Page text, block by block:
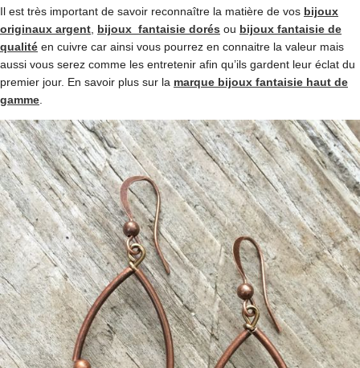
Il est très important de savoir reconnaître la matière de vos bijoux
originaux argent, bijoux fantaisie dorés ou bijoux fantaisie de
qualité en cuivre car ainsi vous pourrez en connaitre la valeur mais
aussi vous serez comme les entretenir afin qu’ils gardent leur éclat du
premier jour. En savoir plus sur la marque bijoux fantaisie haut de
gamme.